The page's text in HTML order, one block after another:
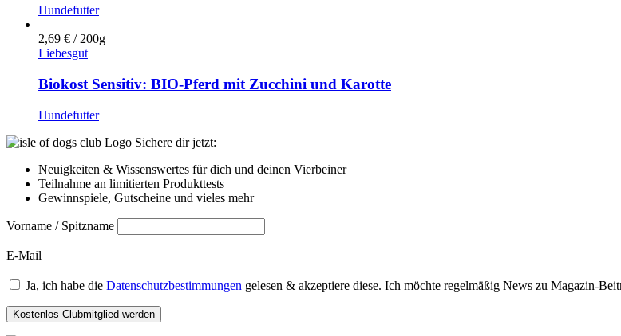
Hundefutter
2,69 € / 200g
Liebesgut
Biokost Sensitiv: BIO-Pferd mit Zucchini und Karotte
Hundefutter
Sichere dir jetzt:
Neuigkeiten & Wissenswertes für dich und deinen Vierbeiner
Teilnahme an limitierten Produkttests
Gewinnspiele, Gutscheine und vieles mehr
Vorname / Spitzname
E-Mail
Ja, ich habe die Datenschutzbestimmungen gelesen & akzeptiere diese. Ich möchte regelmäßig News zu Magazin-